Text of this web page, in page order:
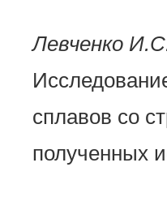
Левченко
сплавов со
полученных